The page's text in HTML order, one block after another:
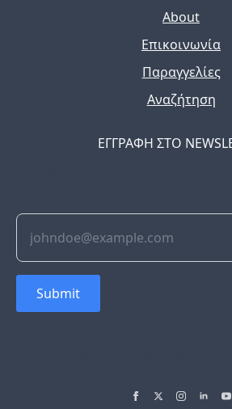
About
Επικοινωνία
Παραγγελίες
Αναζήτηση
ΕΓΓΡΑΦΗ ΣΤΟ
Submit